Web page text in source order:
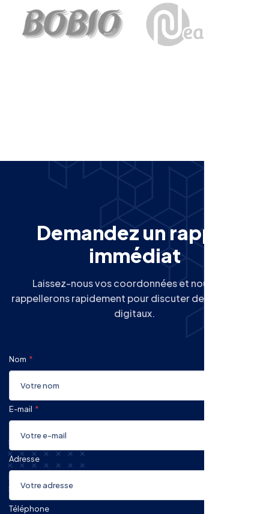
Demandez un rapp
immédiat
Laissez-nous vos coordonnées et nous vous
rappellerons rapidement pour discuter de vos projets
digitaux.
Nom
E-mail
Adresse
Téléphone